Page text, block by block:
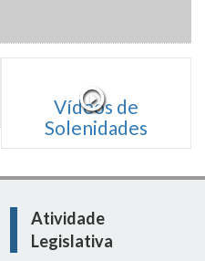
Vídeos de
Solenidades
Atividade
Legislativa